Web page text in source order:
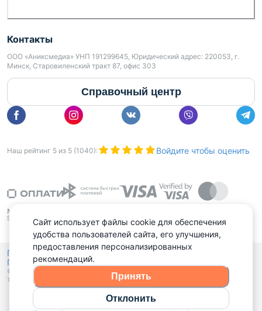
Контакты
ООО «Аниксмедиа» УНП 191299645, Юридический адрес: 220053, г.
Минск, Старовиленский тракт 87, офис 303
Справочный центр
Наш рейтинг 5 из 5 (1040): Войдите чтобы оценить
Политика конфиденциальности,
Политика обработки файлов куки
© 2015 - 2026, Domovita.by. Копирование материалов допускается
только при наличии активной ссылки.
Сайт использует файлы cookie для обеспечения
удобства пользователей сайта, его улучшения,
предоставления персонализированных
рекомендаций.
Принять
Отклонить